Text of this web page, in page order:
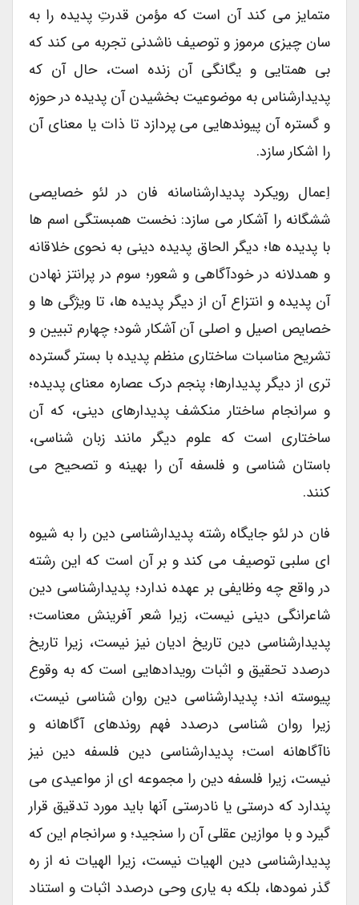
متمایز می کند آن است که مؤمن قدرتِ پدیده را به
سان چیزی مرموز و توصیف ناشدنی تجربه می کند که
بی همتایی و یگانگی آن زنده است، حال آن که
پدیدارشناس به موضوعیت بخشیدن آن پدیده در حوزه
و گستره آن پیوندهایی می پردازد تا ذات یا معنای آن
را اشکار سازد.
اِعمال رویکرد پدیدارشناسانه فان در لئو خصایصی
ششگانه را آشکار می سازد: نخست همبستگی اسم ها
با پدیده ها؛ دیگر الحاق پدیده دینی به نحوی خلاقانه
و همدلانه در خودآگاهی و شعور؛ سوم در پرانتز نهادن
آن پدیده و انتزاع آن از دیگر پدیده ها، تا ویژگی ها و
خصایص اصیل و اصلی آن آشکار شود؛ چهارم تبیین و
تشریح مناسبات ساختاری منظم پدیده با بستر گسترده
تری از دیگر پدیدارها؛ پنجم درک عصاره معنای پدیده؛
و سرانجام ساختار منکشف پدیدارهای دینی، که آن
ساختاری است که علوم دیگر مانند زبان شناسی،
باستان شناسی و فلسفه آن را بهینه و تصحیح می
کنند.
فان در لئو جایگاه رشته پدیدارشناسی دین را به شیوه
ای سلبی توصیف می کند و بر آن است که این رشته
در واقع چه وظایفی بر عهده ندارد؛ پدیدارشناسی دین
شاعرانگی دینی نیست، زیرا شعر آفرینش معناست؛
پدیدارشناسی دین تاریخ ادیان نیز نیست، زیرا تاریخ
درصدد تحقیق و اثبات رویدادهایی است که به وقوع
پیوسته اند؛ پدیدارشناسی دین روان شناسی نیست،
زیرا روان شناسی درصدد فهم روندهای آگاهانه و
ناآگاهانه است؛ پدیدارشناسی دین فلسفه دین نیز
نیست، زیرا فلسفه دین را مجموعه ای از مواعیدی می
پندارد که درستی یا نادرستی آنها باید مورد تدقیق قرار
گیرد و با موازین عقلی آن را سنجید؛ و سرانجام این که
پدیدارشناسی دین الهیات نیست، زیرا الهیات نه از ره
گذر نمودها، بلکه به یاری وحی درصدد اثبات و استناد